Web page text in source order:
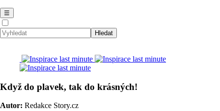
☰
Když do plavek, tak do krásných!
Autor: Redakce Story.cz